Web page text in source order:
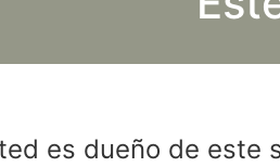
es dueño de este